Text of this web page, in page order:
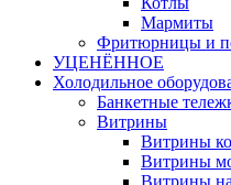
Мармиты
Фритюрницы и
УЦЕНЁННОЕ
Холодильное
Банкетные
Витрины
Витрины
Витрины
Витрины